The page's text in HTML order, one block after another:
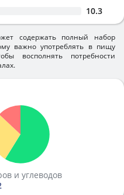
10.3
содержать полный набор
важно употреблять в пищу
восполнять потребности
и углеводов